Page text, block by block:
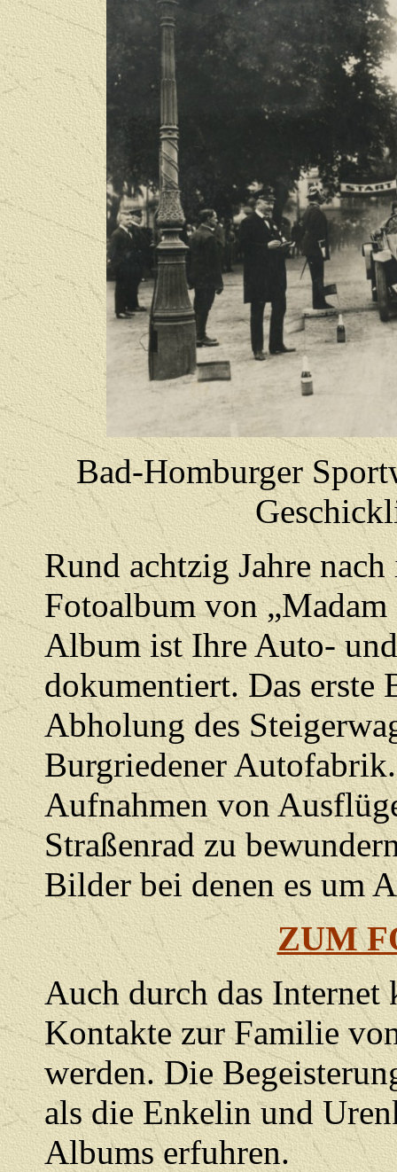
Bad-Homburger
Rund achtzig Jahre
Fotoalbum von
Album ist Ihre Auto-
dokumentiert. Das
Abholung des
Burgriedener
Aufnahmen von
Straßenrad zu
Bilder bei denen es um
ZUM
Auch durch das Internet
Kontakte zur Familie
werden. Die
als die Enkelin und
Albums erfuhren.